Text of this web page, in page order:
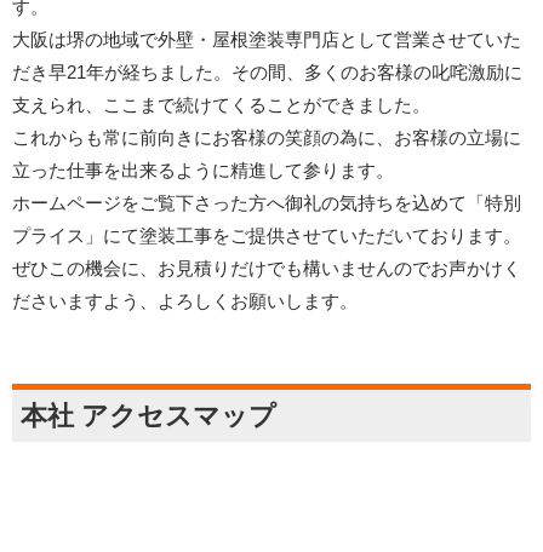
す。
大阪は堺の地域で外壁・屋根塗装専門店として営業させていた
だき早21年が経ちました。その間、多くのお客様の叱咤激励に
支えられ、ここまで続けてくることができました。
これからも常に前向きにお客様の笑顔の為に、お客様の立場に
立った仕事を出来るように精進して参ります。
ホームページをご覧下さった方へ御礼の気持ちを込めて「特別
プライス」にて塗装工事をご提供させていただいております。
ぜひこの機会に、お見積りだけでも構いませんのでお声かけく
ださいますよう、よろしくお願いします。
本社 アクセスマップ